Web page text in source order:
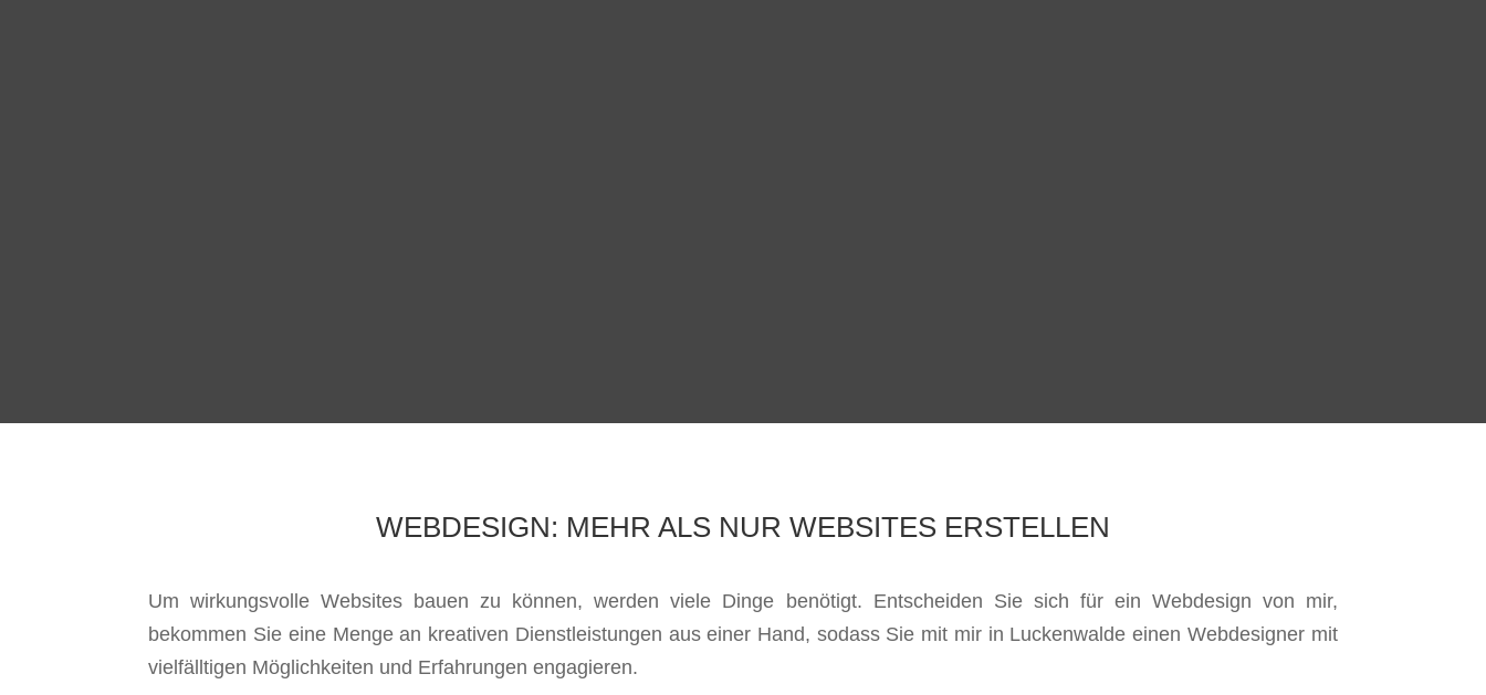
WEBDESIGN: MEHR ALS NUR WEBSITES ERSTELLEN
Um wirkungsvolle Websites bauen zu können, werden viele Dinge benötigt. Entscheiden Sie sich für ein Webdesign von mir,
bekommen Sie eine Menge an kreativen Dienstleistungen aus einer Hand, sodass Sie mit mir in Luckenwalde einen Webdesigner mit
vielfälltigen Möglichkeiten und Erfahrungen engagieren.